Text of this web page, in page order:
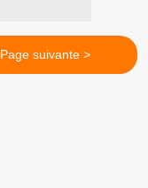
Page suivante >